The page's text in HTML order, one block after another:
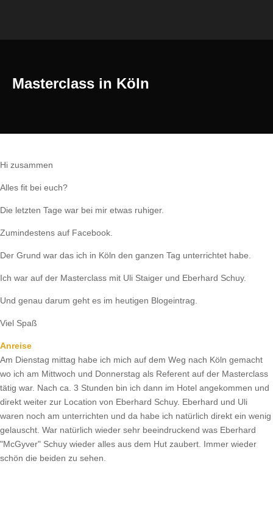
Masterclass in Köln
Hi zusammen
Alles fit bei euch?
Die letzten Tage war bei mir etwas ruhiger.
Zumindestens auf Facebook.
Der Grund war das ich in Köln den ganzen Tag unterrichtet habe.
Ich war auf der Masterclass mit Uli Staiger und Eberhard Schuy.
Und genau darum geht es im heutigen Blogeintrag.
Viel Spaß
Anreise
Am Dienstag mittag habe ich mich auf dem Weg nach Köln gemacht
wo ich am Mittwoch und Donnerstag als Referent auf der Masterclass
tätig war. Nach ca. 3 Stunden bin ich dann im Hotel angekommen und
direkt weiter zur Location von Eberhard Schuy. Eberhard und Uli
waren noch am unterrichten und da habe ich natürlich direkt ein wenig
gelauscht. War natürlich wieder sehr beeindruckend was Eberhard
"McGyver" Schuy wieder alles aus dem Hut zaubert. Immer wieder
schön die beiden zu sehen.